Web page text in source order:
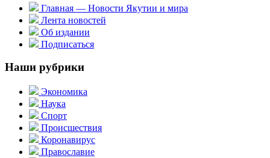
Главная — Новости Якутии и мира
Лента новостей
Об издании
Подписаться
Наши рубрики
Экономика
Наука
Спорт
Происшествия
Коронавирус
Православие